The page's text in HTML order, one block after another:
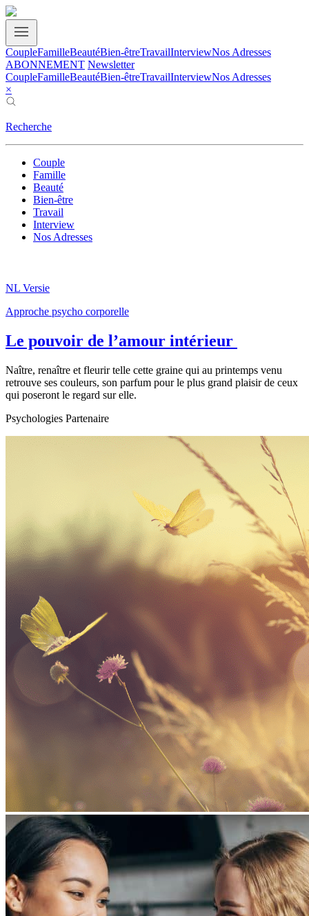
CoupleFamilleBeautéBien-êtreTravailInterviewNos Adresses
ABONNEMENT Newsletter
CoupleFamilleBeautéBien-êtreTravailInterviewNos Adresses
×
Recherche
Couple
Famille
Beauté
Bien-être
Travail
Interview
Nos Adresses
NL Versie
Approche psycho corporelle
Le pouvoir de l’amour intérieur
Naître, renaître et fleurir telle cette graine qui au printemps venu
retrouve ses couleurs, son parfum pour le plus grand plaisir de ceux
qui poseront le regard sur elle.
Psychologies Partenaire